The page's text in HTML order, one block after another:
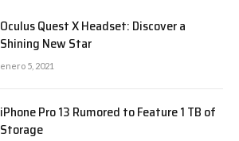
Oculus Quest X Headset: Discover a
Shining New Star
enero 5, 2021
iPhone Pro 13 Rumored to Feature 1 TB of
Storage